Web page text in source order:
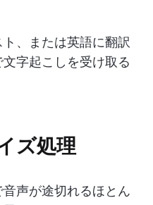
、または英語に翻訳
字起こしを受け取る
ズ処理
声が途切れるほとん